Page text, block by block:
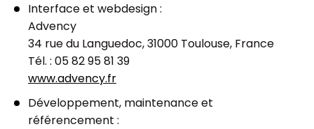
Interface et webdesign:
Advency
34 rue du Languedoc, 31000 Toulouse, France
Tél. : 05 82 95 81 39
www.advency.fr
Développement, maintenance et
référencement :